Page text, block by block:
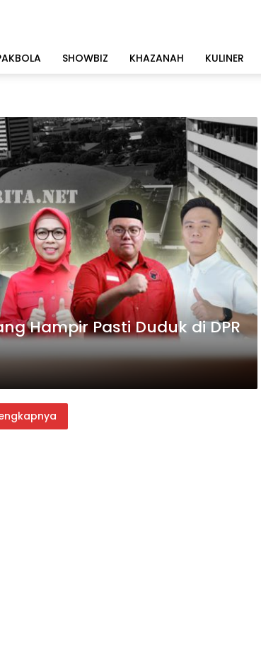
SHOWBIZ KHAZANAH KULINER
Hampir Pasti Duduk di DPR